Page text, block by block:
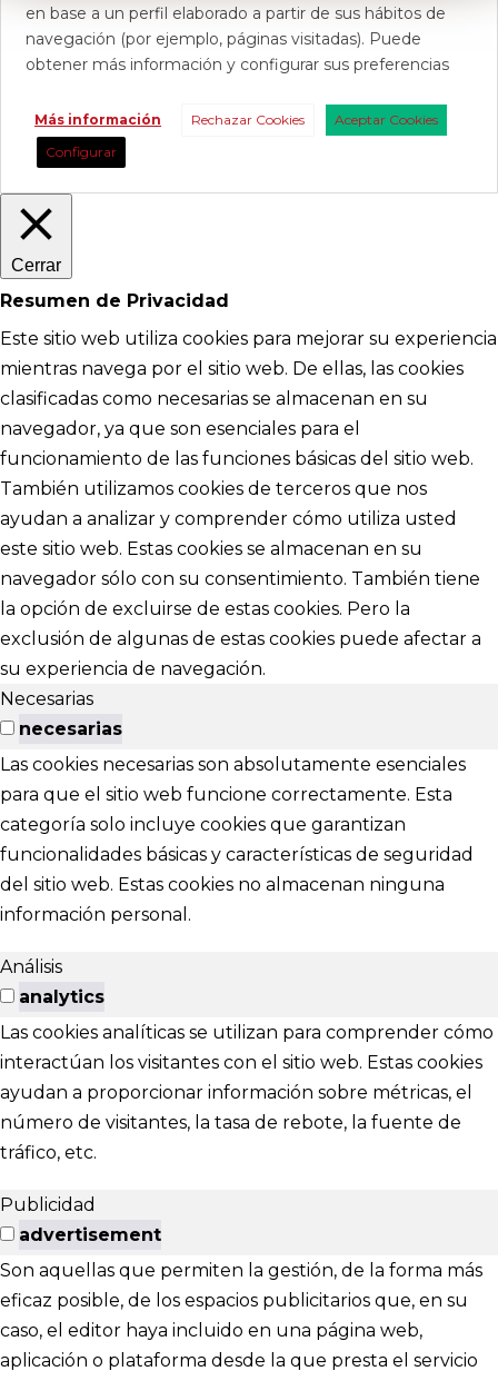
en base a un perfil elaborado a partir de sus hábitos de
navegación (por ejemplo, páginas visitadas). Puede
obtener más información y configurar sus preferencias
Más información Rechazar Cookies
Aceptar Cookies
Configurar
Cerrar
Resumen de Privacidad
Este sitio web utiliza cookies para mejorar su experiencia
mientras navega por el sitio web. De ellas, las cookies
clasificadas como necesarias se almacenan en su
navegador, ya que son esenciales para el
funcionamiento de las funciones básicas del sitio web.
También utilizamos cookies de terceros que nos
ayudan a analizar y comprender cómo utiliza usted
este sitio web. Estas cookies se almacenan en su
navegador sólo con su consentimiento. También tiene
la opción de excluirse de estas cookies. Pero la
exclusión de algunas de estas cookies puede afectar a
su experiencia de navegación.
Necesarias
necesarias
Las cookies necesarias son absolutamente esenciales
para que el sitio web funcione correctamente. Esta
categoría solo incluye cookies que garantizan
funcionalidades básicas y características de seguridad
del sitio web. Estas cookies no almacenan ninguna
información personal.
Análisis
analytics
Las cookies analíticas se utilizan para comprender cómo
interactúan los visitantes con el sitio web. Estas cookies
ayudan a proporcionar información sobre métricas, el
número de visitantes, la tasa de rebote, la fuente de
tráfico, etc.
Publicidad
advertisement
Son aquellas que permiten la gestión, de la forma más
eficaz posible, de los espacios publicitarios que, en su
caso, el editor haya incluido en una página web,
aplicación o plataforma desde la que presta el servicio